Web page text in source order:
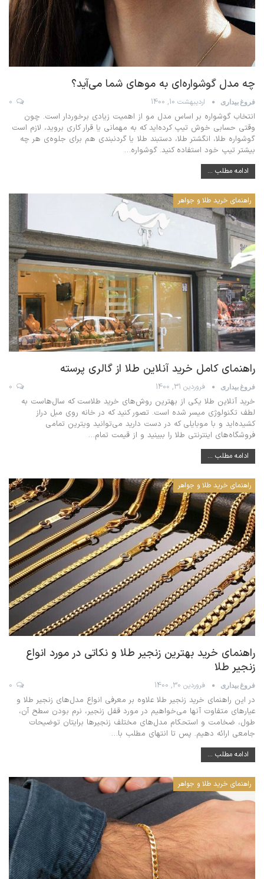
چه مدل گوشواره‌ای به موهای شما می‌آید؟
فروغ بیداری اردیبهشت 10, 1400
انتخاب گوشواره بر اساس مدل مو از اهمیت زیادی برخوردار است. چون
وقتی حسابی خوش تیپ کرده‌اید که به مهمانی یا قرار کاری بروید، لازم است
گوشواره طلا، انگشتر طلا، دستبند طلا یا گردنبندی هم برای جلوه‌ی هر چه
بیشتر تیپ خود استفاده کنید. گوشواره…
ادامه مطلب ...
راهنمای خرید طلا و جواهر
راهنمای کامل خرید آنلاین طلا از گالری پرسته
فروغ بیداری فروردین 31, 1400
خرید آنلاین طلا یکی از بهترین روش‌های خرید طلاست که سال‌هاست به
لطف تکنولوژی میسر شده است. تصور کنید که در خانه روی مبل دراز
کشیده‌اید و با موبایلی که در دست دارید می‌توانید ویترین تمامی
فروشگاه‌های اینترنتی طلا را ببینید و از قیمت‌ تمام…
ادامه مطلب ...
راهنمای خرید طلا و جواهر
راهنمای خرید بهترین زنجیر طلا و نکاتی در مورد انواع
زنجیر طلا
فروغ بیداری فروردین 30, 1400
در این راهنمای خرید زنجیر طلا علاوه بر معرفی انواع مدل‌های زنجیر طلا و
عیارهای متفاوت آنها می‌خواهیم در مورد قفل زنجیر، نرم بودن سطح آن،
طول، ضخامت و استحکام مدل‌های مختلف زنجیرها برایتان توضیحات
جامعی ارائه دهیم. پس تا انتهای مطلب با…
ادامه مطلب ...
راهنمای خرید طلا و جواهر